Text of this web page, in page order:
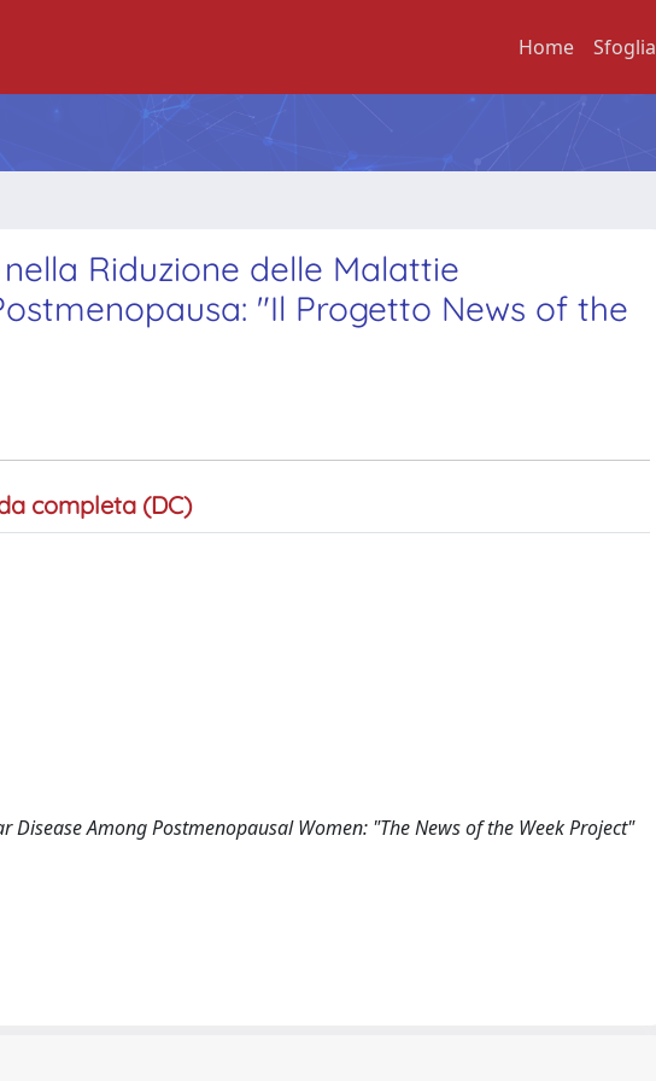
Home Sfoglia
Riduzione delle Malattie
"Il Progetto News of the
completa (DC)
Among Postmenopausal Women: "The News of the Week Project"